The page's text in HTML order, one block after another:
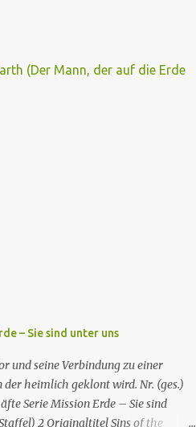
(Der Mann, der auf die Erde
– Sie sind unter uns
und seine Verbindung zu einer
heimlich geklont wird. Nr. (ges.)
Serie Mission Erde – Sie sind
2 Original­titel Sins of the